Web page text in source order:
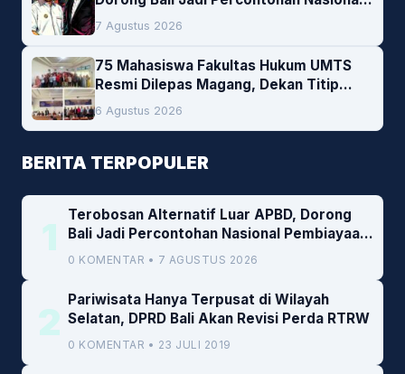
Pembiayaan Daerah
7 Agustus 2026
75 Mahasiswa Fakultas Hukum UMTS
Resmi Dilepas Magang, Dekan Titip
Empat Pesan Penting
6 Agustus 2026
BERITA TERPOPULER
1
Terobosan Alternatif Luar APBD, Dorong
Bali Jadi Percontohan Nasional Pembiayaan
Daerah
0 KOMENTAR • 7 AGUSTUS 2026
2
Pariwisata Hanya Terpusat di Wilayah
Selatan, DPRD Bali Akan Revisi Perda RTRW
0 KOMENTAR • 23 JULI 2019